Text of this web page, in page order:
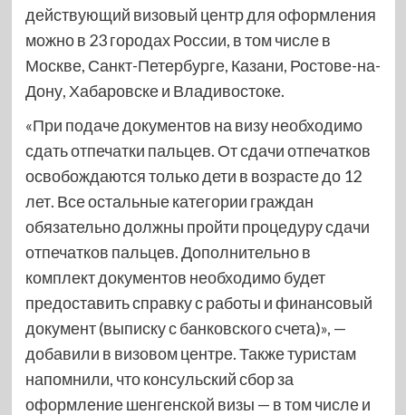
действующий визовый центр для оформления
можно в 23 городах России, в том числе в
Москве, Санкт-Петербурге, Казани, Ростове-на-
Дону, Хабаровске и Владивостоке.
«При подаче документов на визу необходимо
сдать отпечатки пальцев. От сдачи отпечатков
освобождаются только дети в возрасте до 12
лет. Все остальные категории граждан
обязательно должны пройти процедуру сдачи
отпечатков пальцев. Дополнительно в
комплект документов необходимо будет
предоставить справку с работы и финансовый
документ (выписку с банковского счета)», —
добавили в визовом центре. Также туристам
напомнили, что консульский сбор за
оформление шенгенской визы — в том числе и